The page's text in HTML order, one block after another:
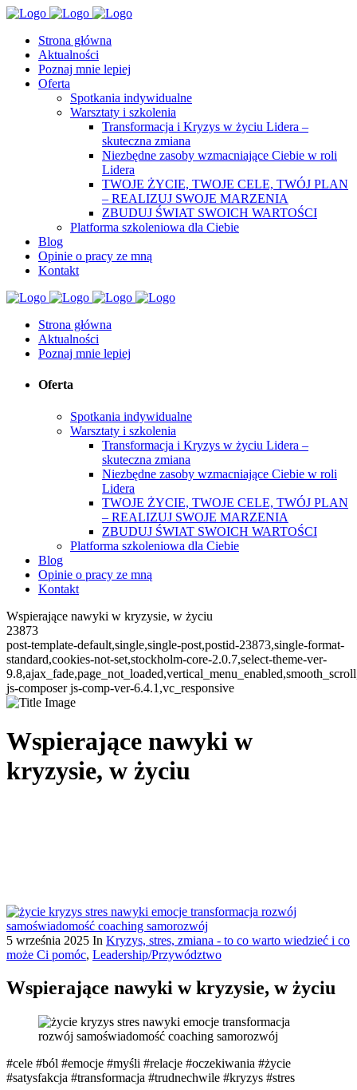
Strona główna
Aktualności
Poznaj mnie lepiej
Oferta
Spotkania indywidualne
Warsztaty i szkolenia
Transformacja i Kryzys w życiu Lidera –
skuteczna zmiana
Niezbędne zasoby wzmacniające Ciebie w roli
Lidera
TWOJE ŻYCIE, TWOJE CELE, TWÓJ PLAN
– REALIZUJ SWOJE MARZENIA
ZBUDUJ ŚWIAT SWOICH WARTOŚCI
Platforma szkoleniowa dla Ciebie
Blog
Opinie o pracy ze mną
Kontakt
Strona główna
Aktualności
Poznaj mnie lepiej
Oferta
Spotkania indywidualne
Warsztaty i szkolenia
Transformacja i Kryzys w życiu Lidera –
skuteczna zmiana
Niezbędne zasoby wzmacniające Ciebie w roli
Lidera
TWOJE ŻYCIE, TWOJE CELE, TWÓJ PLAN
– REALIZUJ SWOJE MARZENIA
ZBUDUJ ŚWIAT SWOICH WARTOŚCI
Platforma szkoleniowa dla Ciebie
Blog
Opinie o pracy ze mną
Kontakt
Wspierające nawyki w kryzysie, w życiu
23873
post-template-default,single,single-post,postid-23873,single-format-
standard,cookies-not-set,stockholm-core-2.0.7,select-theme-ver-
js-composer js-comp-ver-6.4.1,vc_responsive
Wspierające nawyki w
kryzysie, w życiu
5 września 2025 In Kryzys, stres, zmiana - to co warto wiedzieć i co
może Ci pomóc, Leadership/Przywództwo
Wspierające nawyki w kryzysie, w życiu
#cele #ból #emocje #myśli #relacje #oczekiwania #życie
#satysfakcja #transformacja #trudnechwile #kryzys #stres